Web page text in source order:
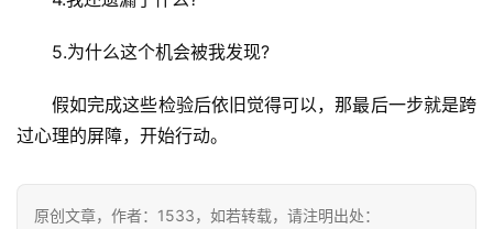
5.为什么这个机会被我发现?
假如完成这些检验后依旧觉得可以，那最后一步就是跨
过心理的屏障，开始行动。
原创文章，作者：1533，如若转载，请注明出处：